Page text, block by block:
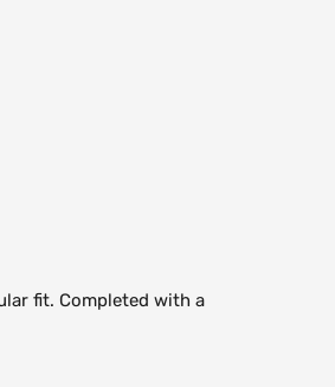
fit. Completed with a